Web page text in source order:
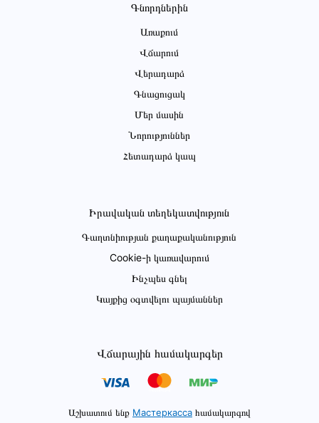
Գնորդներին
Առաքում
Վճարում
Վերադարձ
Գնացուցակ
Մեր մասին
Նորություններ
Հետադարձ կապ
Իրավական տեղեկատվություն
Գաղտնիության քաղաքականություն
Cookie-ի կառավարում
Ինչպես գնել
Կայքից օգտվելու պայմաններ
Վճարային համակարգեր
Աշխատում ենք Мастеркасса համակարգով